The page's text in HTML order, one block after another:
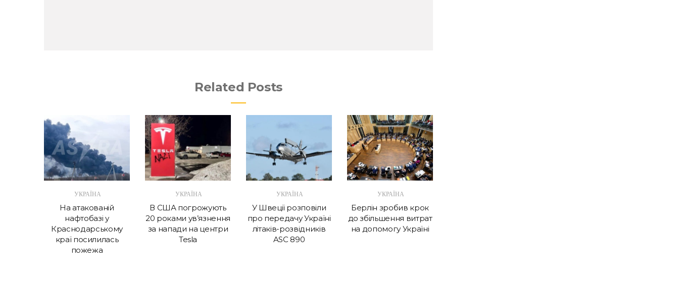
Related Posts
УКРАЇНА
На атакованій
нафтобазі у
Краснодарському
краї посилилась
пожежа
УКРАЇНА
В США погрожують
20 роками ув’язнення
за напади на центри
Tesla
УКРАЇНА
У Швеції розповіли
про передачу Україні
літаків-розвідників
ASC 890
УКРАЇНА
Берлін зробив крок
до збільшення витрат
на допомогу Україні